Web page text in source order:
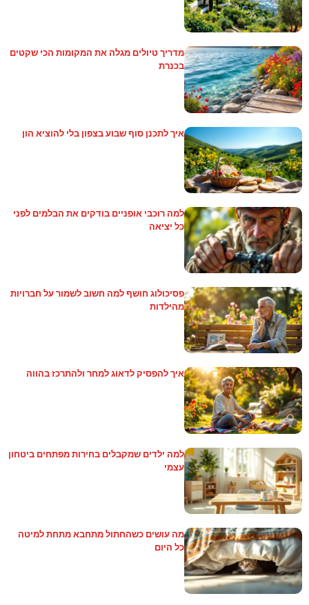
מדריך טיולים מגלה את המקומות הכי שקטים
בכנרת
איך לתכנן סוף שבוע בצפון בלי להוציא הון
למה רוכבי אופניים בודקים את הבלמים לפני
כל יציאה
פסיכולוג חושף למה חשוב לשמור על חברויות
מהילדות
איך להפסיק לדאוג למחר ולהתרכז בהווה
למה ילדים שמקבלים בחירות מפתחים ביטחון
עצמי
מה עושים כשהחתול מתחבא מתחת למיטה
כל היום